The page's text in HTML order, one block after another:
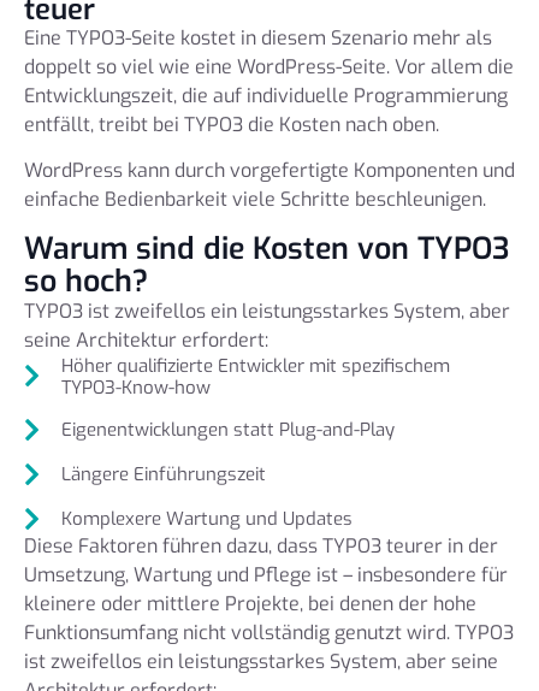
teuer
Eine TYPO3-Seite kostet in diesem Szenario mehr als
doppelt so viel wie eine WordPress-Seite. Vor allem die
Entwicklungszeit, die auf individuelle Programmierung
entfällt, treibt bei TYPO3 die Kosten nach oben.
WordPress kann durch vorgefertigte Komponenten und
einfache Bedienbarkeit viele Schritte beschleunigen.
Warum sind die Kosten von TYPO3
so hoch?
TYPO3 ist zweifellos ein leistungsstarkes System, aber
seine Architektur erfordert:
Höher qualifizierte Entwickler mit spezifischem
TYPO3-Know-how
Eigenentwicklungen statt Plug-and-Play
Längere Einführungszeit
Komplexere Wartung und Updates
Diese Faktoren führen dazu, dass TYPO3 teurer in der
Umsetzung, Wartung und Pflege ist – insbesondere für
kleinere oder mittlere Projekte, bei denen der hohe
Funktionsumfang nicht vollständig genutzt wird. TYPO3
ist zweifellos ein leistungsstarkes System, aber seine